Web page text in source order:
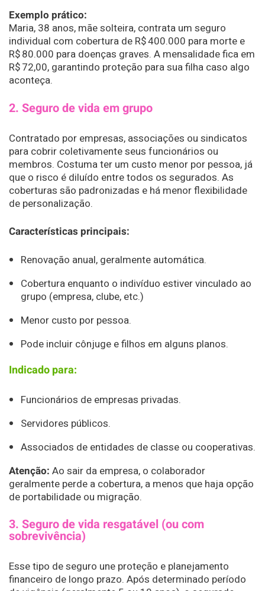
Exemplo prático:
Maria, 38 anos, mãe solteira, contrata um seguro
individual com cobertura de R$ 400.000 para morte e
R$ 80.000 para doenças graves. A mensalidade fica em
R$ 72,00, garantindo proteção para sua filha caso algo
aconteça.
2. Seguro de vida em grupo
Contratado por empresas, associações ou sindicatos
para cobrir coletivamente seus funcionários ou
membros. Costuma ter um custo menor por pessoa, já
que o risco é diluído entre todos os segurados. As
coberturas são padronizadas e há menor flexibilidade
de personalização.
Características principais:
Renovação anual, geralmente automática.
Cobertura enquanto o indivíduo estiver vinculado ao
grupo (empresa, clube, etc.)
Menor custo por pessoa.
Pode incluir cônjuge e filhos em alguns planos.
Indicado para:
Funcionários de empresas privadas.
Servidores públicos.
Associados de entidades de classe ou cooperativas.
Atenção: Ao sair da empresa, o colaborador
geralmente perde a cobertura, a menos que haja opção
de portabilidade ou migração.
3. Seguro de vida resgatável (ou com
sobrevivência)
Esse tipo de seguro une proteção e planejamento
financeiro de longo prazo. Após determinado período